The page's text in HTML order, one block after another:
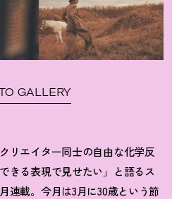
GALLERY
リエイター同士の自由な化学反
きる表現で見せたい」と語るス
連載。今月は3月に30歳という節